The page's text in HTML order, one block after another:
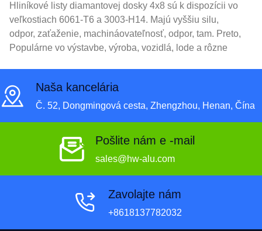
Hliníkové listy diamantovej dosky 4x8 sú k dispozícii vo
veľkostiach 6061-T6 a 3003-H14. Majú vyššiu silu,
odpor, zaťaženie, machináovateľnosť, odpor, tam. Preto,
Populárne vo výstavbe, výroba, vozidlá, lode a rôzne
Naša kancelária
Č. 52, Dongmingová cesta, Zhengzhou, Henan, Čína
Pošlite nám e -mail
sales@hw-alu.com
Zavolajte nám
+8618137782032